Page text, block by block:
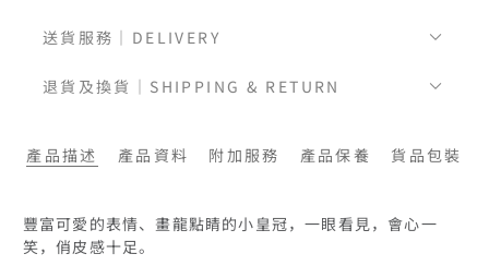
送貨服務｜DELIVERY
退貨及換貨｜SHIPPING & RETURN
產品描述 產品資料 附加服務 產品保養 貨品包裝
豐富可愛的表情、畫龍點睛的小皇冠，一眼看見，會心一
笑，俏皮感十足。